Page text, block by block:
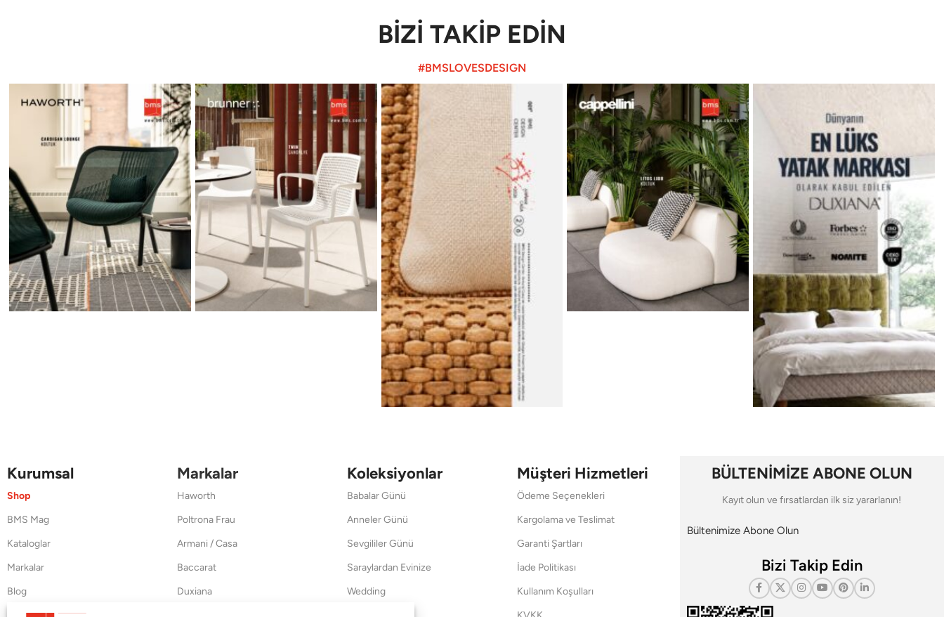
BİZİ TAKİP EDİN
#BMSLOVESDESIGN
Kurumsal
Shop
BMS Mag
Kataloglar
Markalar
Blog
Markalar
Haworth
Poltrona Frau
Armani / Casa
Baccarat
Duxiana
Koleksiyonlar
Babalar Günü
Anneler Günü
Sevgililer Günü
Saraylardan Evinize
Wedding
Müşteri Hizmetleri
Ödeme Seçenekleri
Kargolama ve Teslimat
Garanti Şartları
İade Politikası
Kullanım Koşulları
BÜLTENİMİZE ABONE OLUN
Kayıt olun ve fırsatlardan ilk siz yararlanın!
Bültenimize Abone Olun
Bizi Takip Edin